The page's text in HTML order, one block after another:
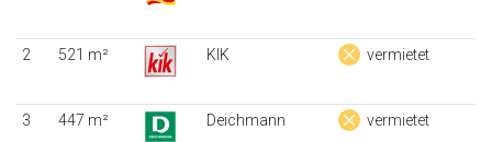
2 521 m² KIK vermietet
3 447 m² Deichmann vermietet